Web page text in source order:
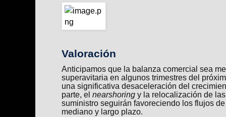
Valoración
Anticipamos que la balanza comercial sea
superavitaria en algunos trimestres del
una significativa desaceleración del
parte, el nearshoring y la relocalización de
suministro seguirán favoreciendo los flujos
mediano y largo plazo.